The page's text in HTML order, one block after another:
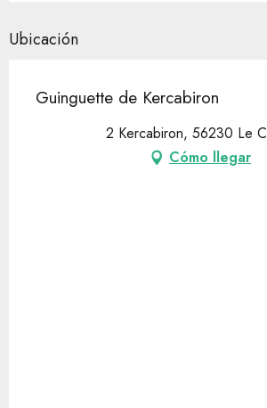
Ubicación
Guinguette de Kercabiron
2 Kercabiron, 56230 Le
Cómo llegar